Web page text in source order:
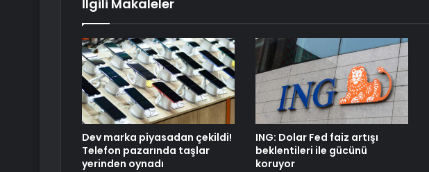
İlgili Makaleler
Dev marka piyasadan çekildi!
Telefon pazarında taşlar
yerinden oynadı
ING: Dolar Fed faiz artışı
beklentileri ile gücünü
koruyor